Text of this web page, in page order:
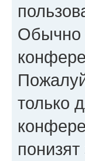
Обычно
только